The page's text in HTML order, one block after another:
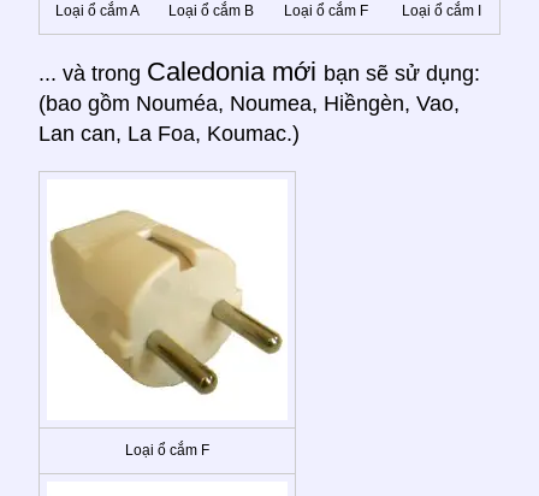
Loại ổ cắm A Loại ổ cắm B Loại ổ cắm F Loại ổ cắm I
... và trong Caledonia mới bạn sẽ sử dụng:
(bao gồm Nouméa, Noumea, Hiềngèn, Vao,
Lan can, La Foa, Koumac.)
Loại ổ cắm F